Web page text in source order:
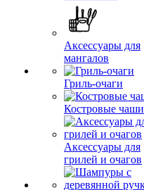
Аксессуары для
мангалов
Гриль-очаги
Костровые чаши
Аксессуары для
грилей и очагов